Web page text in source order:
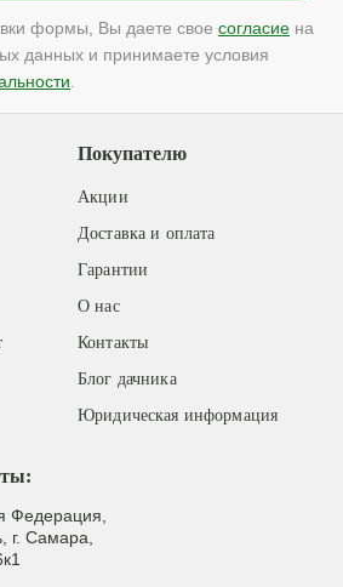
формы, Вы даете свое согласие на
данных и принимаете условия
Федерация,
г. Самара,
Покупателю
Акции
Доставка и оплата
Гарантии
О нас
Контакты
Блог дачника
Юридическая информация